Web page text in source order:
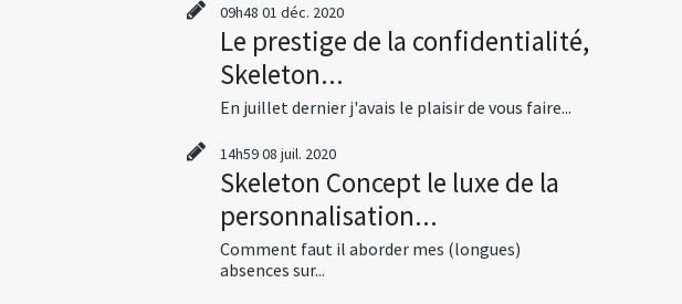
09h48 01 déc. 2020
Le prestige de la confidentialité,
Skeleton...
En juillet dernier j'avais le plaisir de vous faire...
14h5908 juil. 2020
Skeleton Concept le luxe de la
personnalisation...
Comment faut il aborder mes (longues)
absences sur...